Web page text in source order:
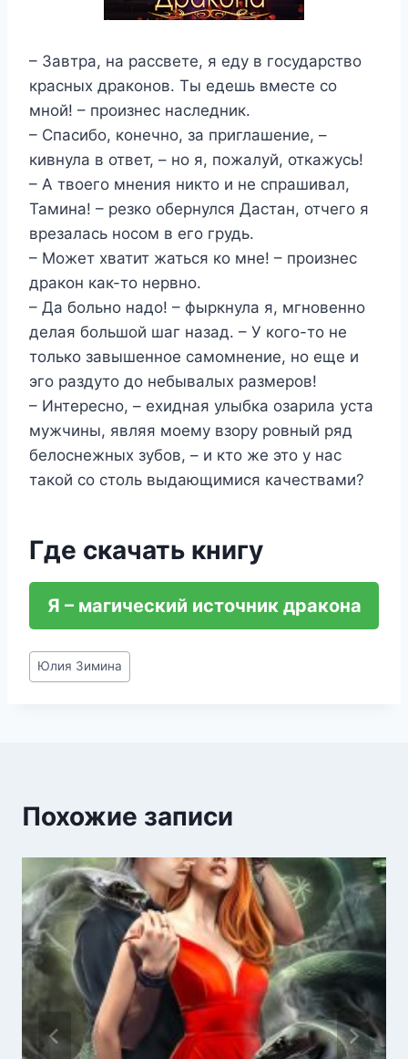
– Завтра, на рассвете, я еду в государство
красных драконов. Ты едешь вместе со
мной! – произнес наследник.
– Спасибо, конечно, за приглашение, –
кивнула в ответ, – но я, пожалуй, откажусь!
– А твоего мнения никто и не спрашивал,
Тамина! – резко обернулся Дастан, отчего я
врезалась носом в его грудь.
– Может хватит жаться ко мне! – произнес
дракон как-то нервно.
– Да больно надо! – фыркнула я, мгновенно
делая большой шаг назад. – У кого-то не
только завышенное самомнение, но еще и
эго раздуто до небывалых размеров!
– Интересно, – ехидная улыбка озарила уста
мужчины, являя моему взору ровный ряд
белоснежных зубов, – и кто же это у нас
такой со столь выдающимися качествами?
Где скачать книгу
Я – магический источник дракона
Метки
записи:
Юлия Зимина
Похожие записи